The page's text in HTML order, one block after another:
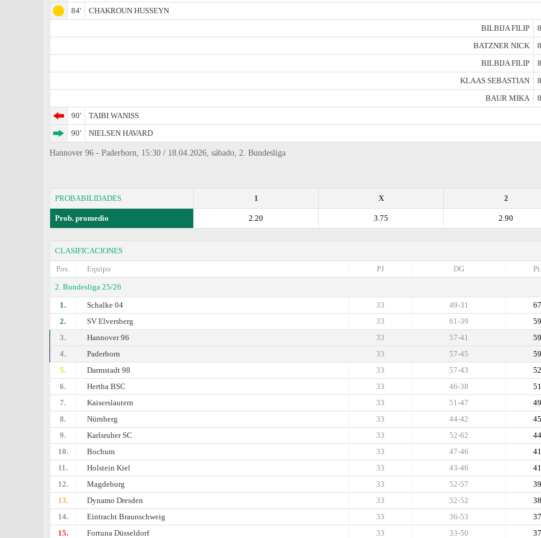
84'
CHAKROUN HUSSEYN
BILBIJA FILIP
BATZNER NICK
BILBIJA FILIP
KLAAS SEBASTIAN
BAUR MIKA
90'
TAIBI WANISS
90'
NIELSEN HAVARD
Hannover 96 - Paderborn, 15:30 / 18.04.2026, sábado, 2. Bundesliga
PROBABILIDADES 2
X
1
Prob. promedio 2.90
3.75
2.20
CLASIFICACIONES
Pos.
Equipo Pt.
DG
PJ
2. Bundesliga 25/26
1.
Schalke 04 67
49-31
33
2.
SV Elversberg 59
61-39
33
3.
Hannover 96 59
57-41
33
4.
Paderborn 59
57-45
33
5.
Darmstadt 98 52
57-43
33
6.
Hertha BSC 51
46-38
33
7.
Kaiserslautern 49
51-47
33
8.
Nürnberg 45
44-42
33
9.
Karlsruher SC 44
52-62
33
10.
Bochum 41
47-46
33
11.
Holstein Kiel 41
43-46
33
12.
Magdeburg 39
52-57
33
13.
Dynamo Dresden 38
52-52
33
14.
Eintracht Braunschweig 37
36-53
33
15.
Fortuna Düsseldorf 37
33-50
33